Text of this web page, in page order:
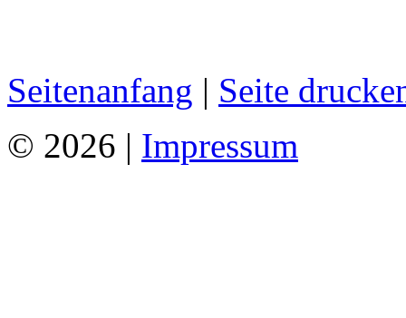
Seitenanfang | Seite
© 2026 | Impressum